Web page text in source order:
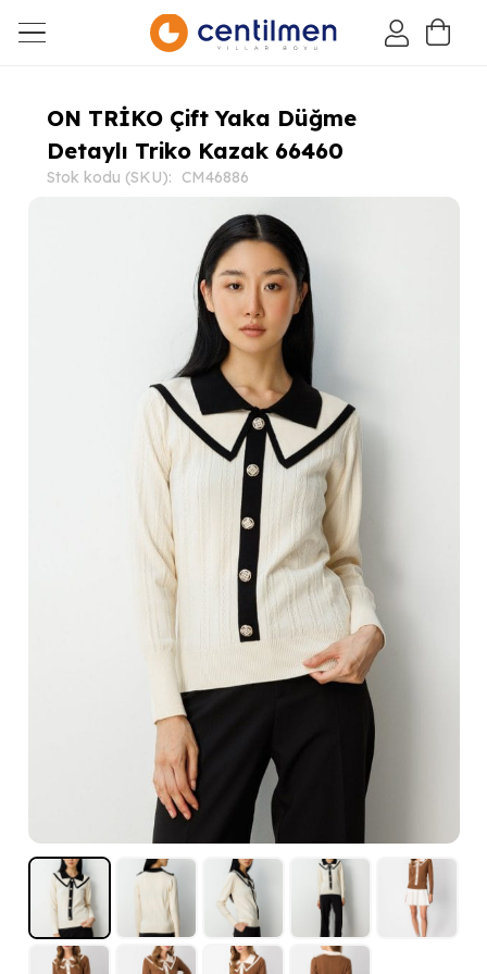
ON TRİKO Çift Yaka Düğme
Detaylı Triko Kazak 66460
Stok kodu (SKU): CM46886